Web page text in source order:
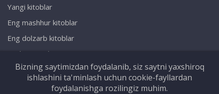
Yangi kitoblar
Eng mashhur kitoblar
Eng dolzarb kitoblar
Biz haqimizda
Bizning saytimizdan foydalanib, siz saytni yaxshiroq
ishlashini ta'minlash uchun cookie-fayllardan
foydalanishga rozilingiz muhim.